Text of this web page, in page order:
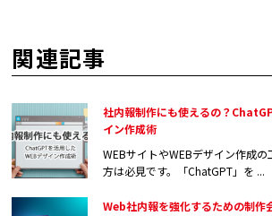
関連記事
社内報制作にも使えるの？
イン作成術
WEBサイトやWEBデザイン作成
方は必見です。「ChatGPT」を ...
Web社内報を強化するための制作